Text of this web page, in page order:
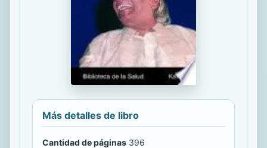
Más detalles de libro
Cantidad de páginas 396